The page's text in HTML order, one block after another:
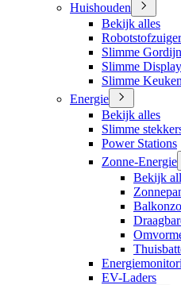
Huishouden
Bekijk alles
Slimme
Slimme
Slimme Keuken
Energie
Bekijk alles
Slimme
Power Stations
Zonne-Energie
Bekijk
EV-Laders